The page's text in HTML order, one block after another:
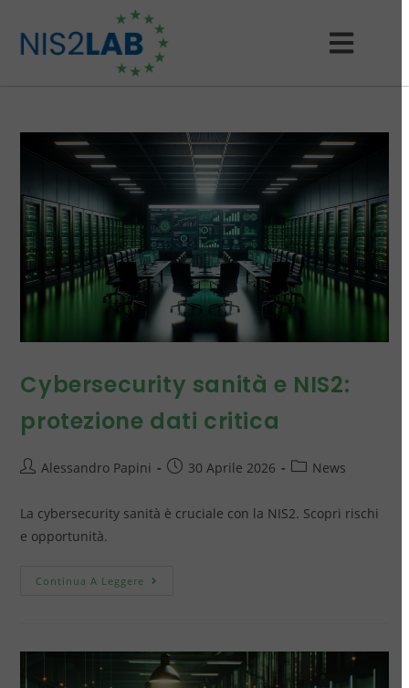
Cybersecurity sanità e NIS2:
protezione dati critica
Alessandro Papini 30 Aprile 2026 News
La cybersecurity sanità è cruciale con la NIS2. Scopri rischi
e opportunità.
Continua A Leggere